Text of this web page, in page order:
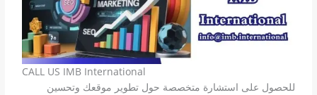
CALL US IMB International
للحصول على استشارة متخصصة حول تطوير موقعك وتحسين